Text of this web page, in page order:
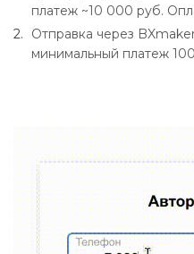
платеж ~10 000 руб.
Отправка через
минимальный платеж